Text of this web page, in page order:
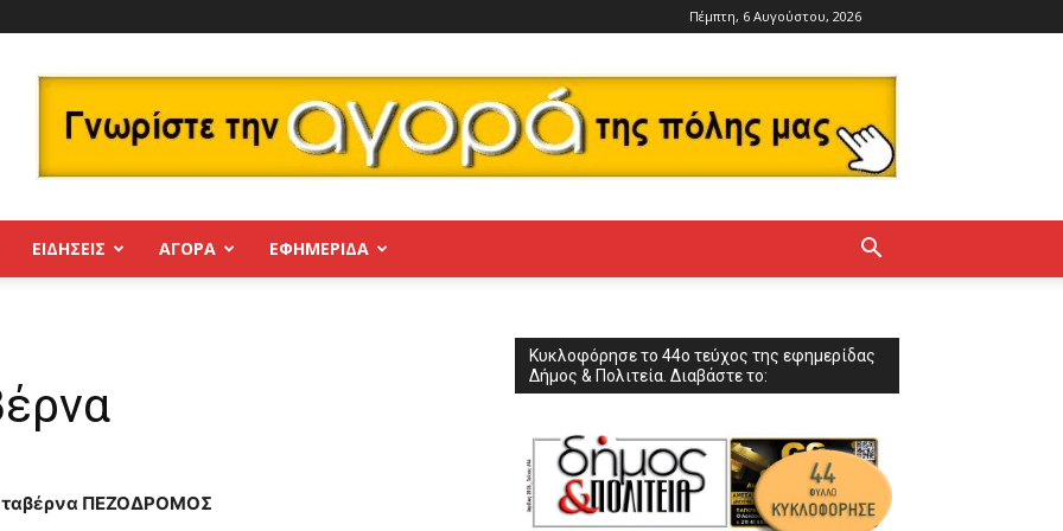
Πέμπτη, 6 Αυγούστου, 2026
ΕΙΔΗΣΕΙΣ ΑΓΟΡΑ ΕΦΗΜΕΡΊΔΑ
ταβέρνα ΠΕΖΟΔΡΟΜΟΣ
Κυκλοφόρησε το 44ο τεύχος της εφημερίδας
Δήμος & Πολιτεία. Διαβάστε το: